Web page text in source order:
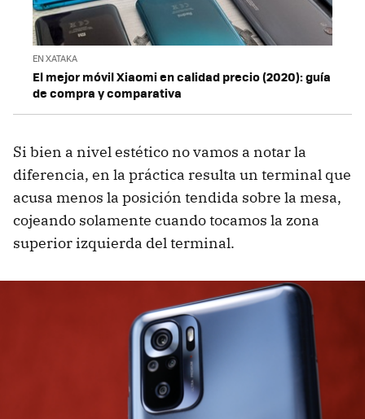
EN XATAKA
El mejor móvil Xiaomi en calidad precio (2020): guía
de compra y comparativa
Si bien a nivel estético no vamos a notar la
diferencia, en la práctica resulta un terminal que
acusa menos la posición tendida sobre la mesa,
cojeando solamente cuando tocamos la zona
superior izquierda del terminal.